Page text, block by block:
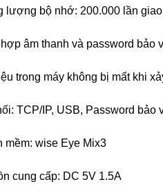
lượng bộ nhớ: 200.000 lần
âm thanh và password bảo
trong máy không bị mất khi
TCP/IP, USB, Password bảo
mềm: wise Eye Mix3
cung cấp: DC 5V 1.5A